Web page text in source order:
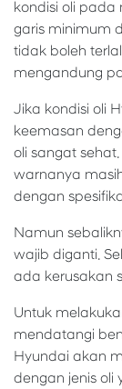
kondisi oli pada
garis minimum
tidak boleh
mengandung
Jika kondisi oli
keemasan
oli sangat
warnanya
dengan
Namun
wajib diganti.
ada kerusakan
Untuk
mendatangi
Hyundai akan
dengan jenis oli